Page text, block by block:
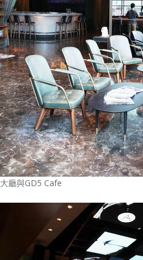
大廳與GD5 Cafe